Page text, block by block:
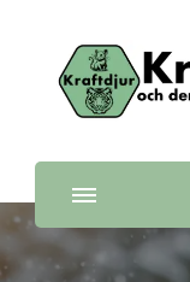
Kraftdjur
och deras energier